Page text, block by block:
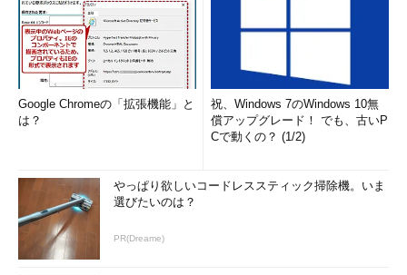
Google Chromeの「拡張機能」と
は？
祝、Windows 7のWindows 10無
償アップグレード！ でも、古いP
Cで動くの？ (1/2)
やっぱり欲しいコードレススティック掃除機。いま
選びたいのは？
PR(Dreame)